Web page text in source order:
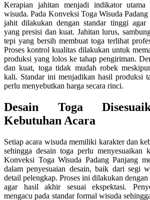
Kerapian jahitan menjadi indikator utama
wisuda. Pada Konveksi Toga Wisuda Padang
jahit dilakukan dengan standar tinggi agar
yang presisi dan kuat. Jahitan lurus,
tepi yang bersih membuat toga terlihat
Proses kontrol kualitas dilakukan untuk
produksi yang lolos ke tahap pengiriman.
dan kuat, toga tidak mudah robek
kali. Standar ini menjadikan hasil produksi
perlu menyebutkan harga secara rinci.
Desain Toga
Kebutuhan Acara
Setiap acara wisuda memiliki karakter dan
sehingga desain toga perlu menyesuaikan
Konveksi Toga Wisuda Padang Panjang
dalam penyesuaian desain, baik dari segi
detail pelengkap. Proses ini dilakukan
agar hasil akhir sesuai ekspektasi.
mengacu pada standar formal wisuda